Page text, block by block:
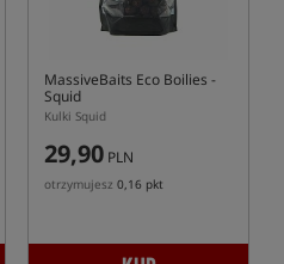
MassiveBaits Eco Boilies -
Squid
Kulki Squid
29,90 PLN
otrzymujesz 0,16 pkt